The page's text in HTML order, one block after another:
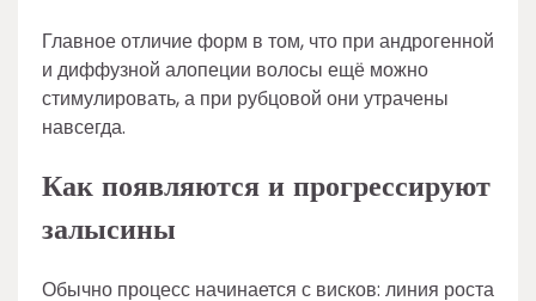
Главное отличие форм в том, что при андрогенной
и диффузной алопеции волосы ещё можно
стимулировать, а при рубцовой они утрачены
навсегда.
Как появляются и прогрессируют
залысины
Обычно процесс начинается с висков: линия роста